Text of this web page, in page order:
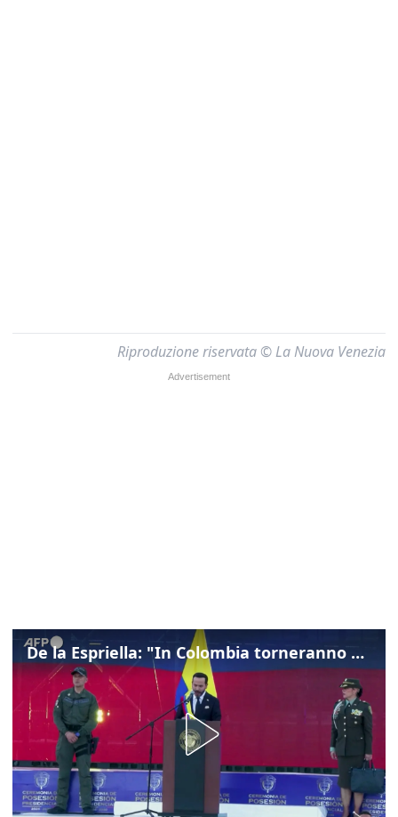
Riproduzione riservata © La Nuova Venezia
De la Espriella: "In Colombia torneranno ordine, autorità e libertà"